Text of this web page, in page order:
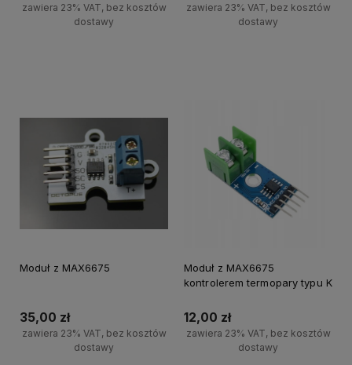
zawiera 23% VAT, bez kosztów
dostawy
zawiera 23% VAT, bez kosztów
dostawy
Moduł z MAX6675
35,00 zł
zawiera 23% VAT, bez kosztów
dostawy
Moduł z MAX6675
kontrolerem termopary typu K
12,00 zł
zawiera 23% VAT, bez kosztów
dostawy